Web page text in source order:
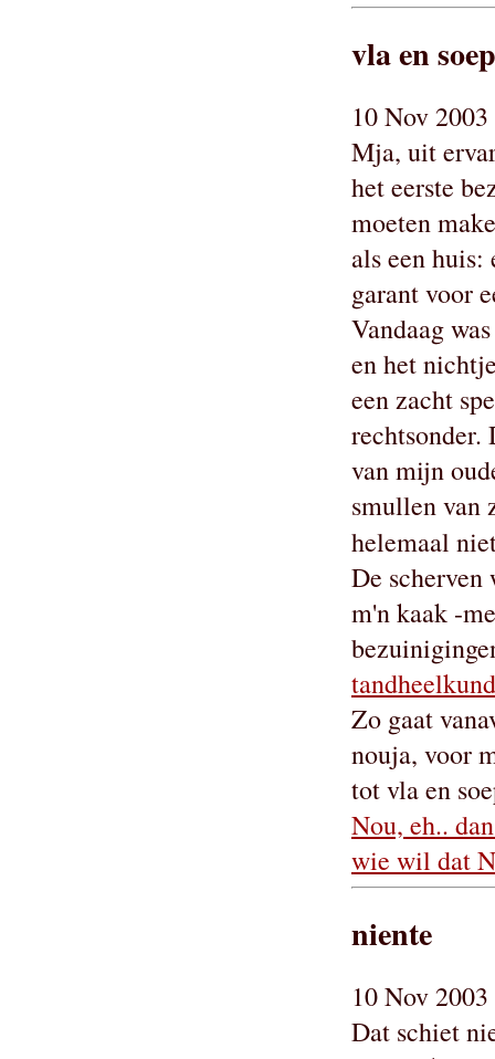
vla en soep
10 Nov
Mja, uit
het eerste
moeten
als een
garant voor
Vandaag
en het
een zacht
van mijn
smullen van
helemaal
De scherven
m'n kaak -
Zo gaat
nouja, voor
tot vla en
Nou, eh..
wie wil dat
niente
10 Nov
Dat schiet